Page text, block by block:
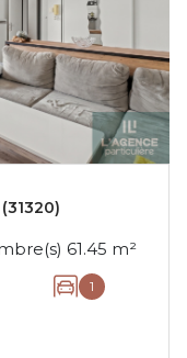
Appartement 3 pièce(s) 2 chambre(s) 61.45 m²
1